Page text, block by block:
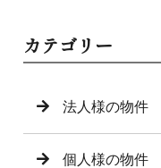
カテゴリー
法人様の物件
個人様の物件